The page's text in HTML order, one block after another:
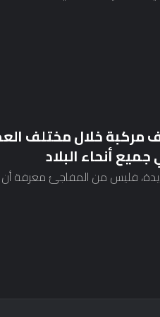
السلطات بتفتيش أكثر من 15 ألف مركبة خلال
أنحاء البلاد
فليس من المفاجئ معرفة أن